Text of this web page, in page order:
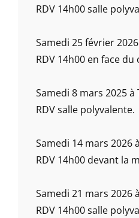
RDV 14h00 salle
Samedi 25 février
RDV 14h00 en face
Samedi 8 mars 2025 à
RDV salle polyvalente.
Samedi 14 mars 2026
RDV 14h00 devant la
Samedi 21 mars 2026
RDV 14h00 salle